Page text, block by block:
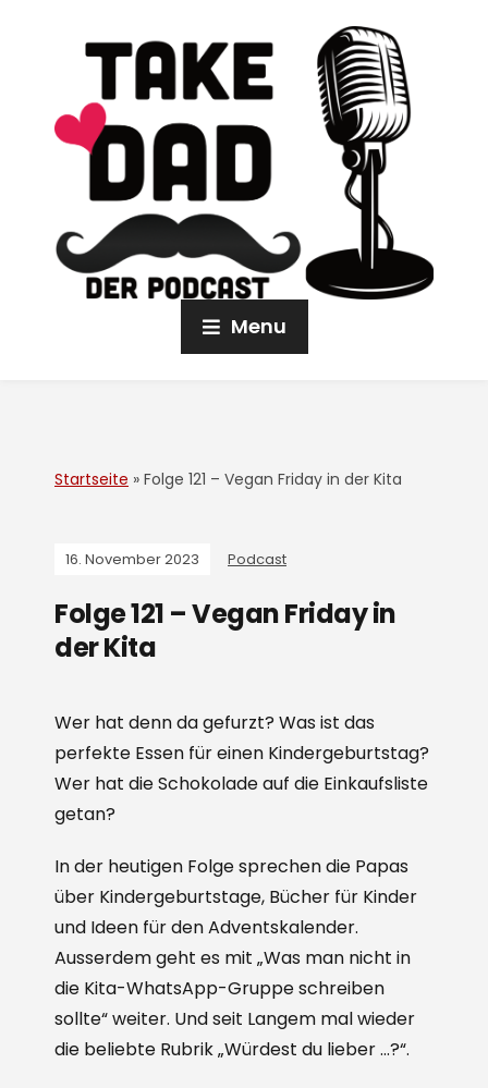
Menu
Startseite » Folge 121 – Vegan Friday in der Kita
16. November 2023 Podcast
Folge 121 – Vegan Friday in
der Kita
Wer hat denn da gefurzt? Was ist das
perfekte Essen für einen Kindergeburtstag?
Wer hat die Schokolade auf die Einkaufsliste
getan?
In der heutigen Folge sprechen die Papas
über Kindergeburtstage, Bücher für Kinder
und Ideen für den Adventskalender.
Ausserdem geht es mit „Was man nicht in
die Kita-WhatsApp-Gruppe schreiben
sollte“ weiter. Und seit Langem mal wieder
die beliebte Rubrik „Würdest du lieber …?“.